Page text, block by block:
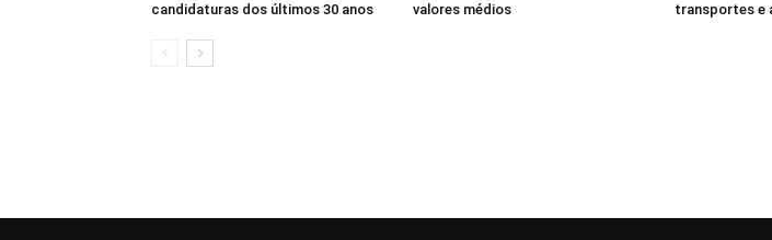
candidaturas dos últimos 30 anos
valores médios
transportes e